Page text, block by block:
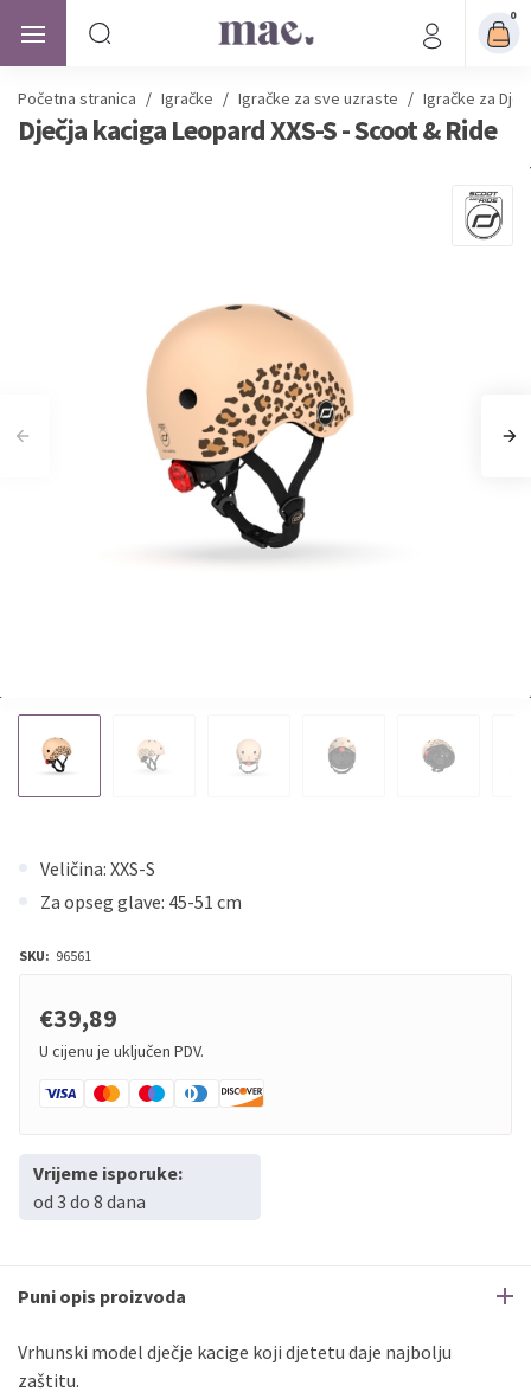
0
Početna stranica / Igračke / Igračke za sve uzraste / Igračke za
Dječja kaciga Leopard XXS-S - Scoot & Ride
Veličina: XXS-S
Za opseg glave: 45-51 cm
SKU: 96561
€39,89
U cijenu je uključen PDV.
Vrijeme isporuke:
od 3 do 8 dana
Puni opis proizvoda
Vrhunski model dječje kacige koji djetetu daje najbolju
zaštitu.